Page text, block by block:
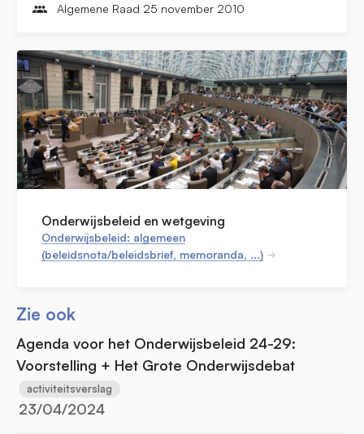
Algemene Raad 25 november 2010
Onderwijsbeleid en wetgeving
Onderwijsbeleid: algemeen
(beleidsnota/beleidsbrief, memoranda, ...)
Zie ook
Agenda voor het Onderwijsbeleid 24-29:
Voorstelling + Het Grote Onderwijsdebat
activiteitsverslag
23/04/2024